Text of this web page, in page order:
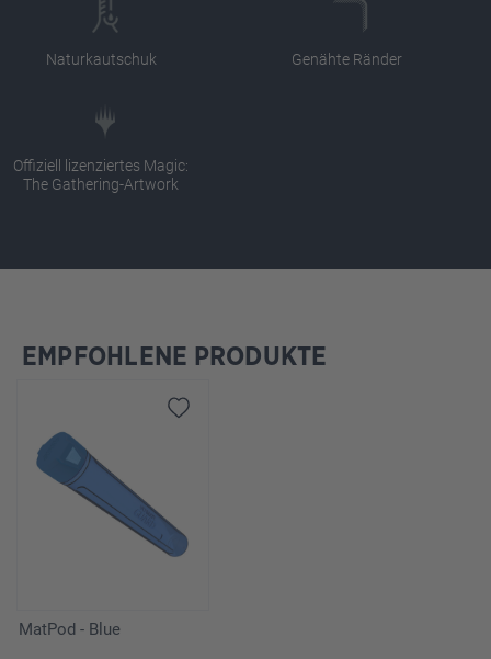
Naturkautschuk Genähte Ränder
Offiziell lizenziertes Magic:
The Gathering-Artwork
Produktgalerie überspringen
EMPFOHLENE PRODUKTE
MatPod - Blue